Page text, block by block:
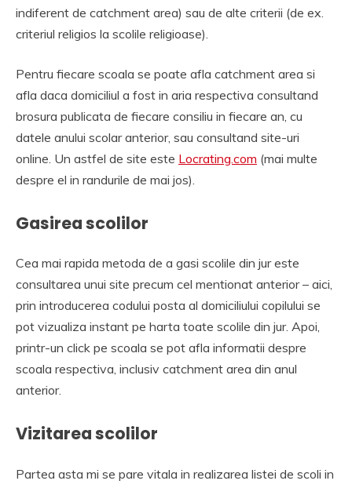
indiferent de catchment area) sau de alte criterii (de ex.
criteriul religios la scolile religioase).
Pentru fiecare scoala se poate afla catchment area si
afla daca domiciliul a fost in aria respectiva consultand
brosura publicata de fiecare consiliu in fiecare an, cu
datele anului scolar anterior, sau consultand site-uri
online. Un astfel de site este Locrating.com (mai multe
despre el in randurile de mai jos).
Gasirea scolilor
Cea mai rapida metoda de a gasi scolile din jur este
consultarea unui site precum cel mentionat anterior – aici,
prin introducerea codului posta al domiciliului copilului se
pot vizualiza instant pe harta toate scolile din jur. Apoi,
printr-un click pe scoala se pot afla informatii despre
scoala respectiva, inclusiv catchment area din anul
anterior.
Vizitarea scolilor
Partea asta mi se pare vitala in realizarea listei de scoli in